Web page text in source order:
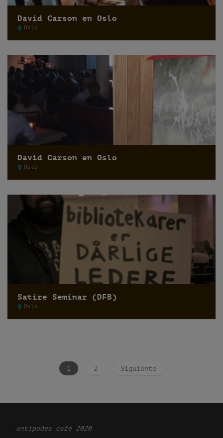
David Carson en Oslo
Oslo
David Carson en Oslo
Oslo
Satire Seminar (DFB)
Oslo
1 2 Siguiente
antipodes café 2020